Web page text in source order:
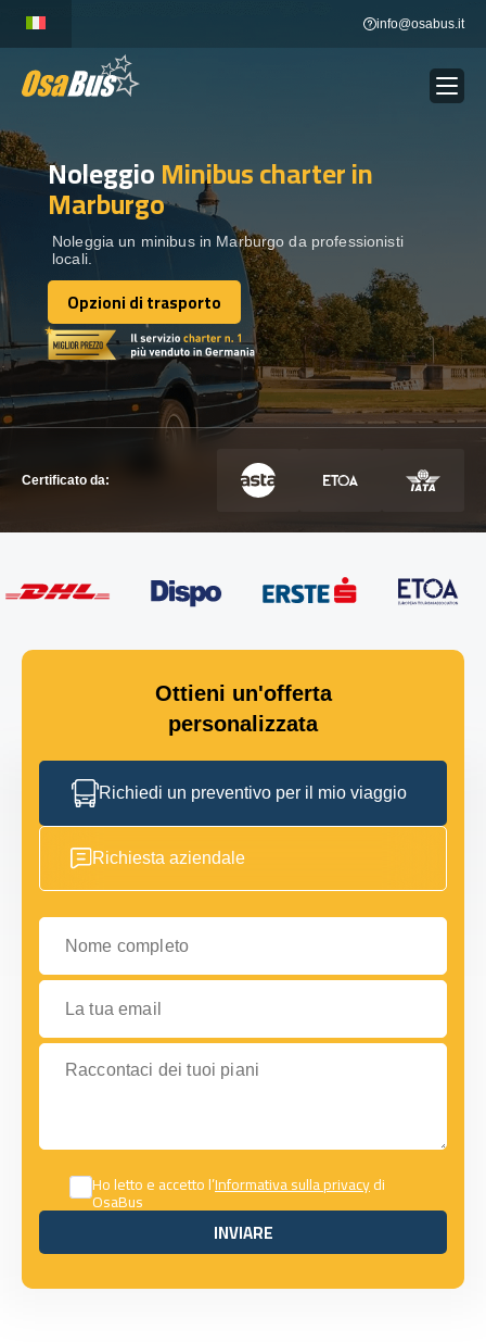
content
info@osabus.it
NOLEGGIO AUTOBUS Show dropdown
DESTINAZIONI
FLOTTA
METTITI IN CONTATTO
METTITI IN CONTATTO
NoleggioMinibus charterin
Marburgo
Noleggia un minibus in Marburgo da professionisti
locali.
Opzioni di trasporto
Opzioni di trasporto
Certificato da:
Ottieni un'offerta
personalizzata
Richiedi un preventivo per il mio viaggio
Richiesta aziendale
Nome completo
La tua email
Raccontaci dei tuoi piani
Ho letto e accetto l’Informativa sulla privacydi
OsaBus
INVIARE
INVIARE